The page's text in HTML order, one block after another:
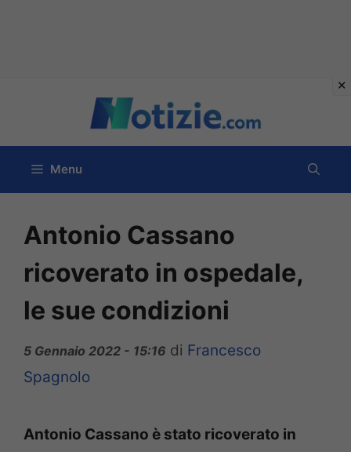
contenuto
Menu
Antonio Cassano
ricoverato in ospedale,
le sue condizioni
5 Gennaio 2022 - 15:16 di Francesco
Spagnolo
Antonio Cassano è stato ricoverato in